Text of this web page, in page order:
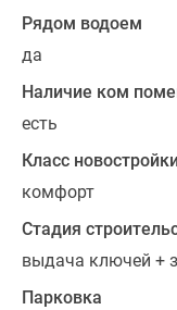
тремя
спальнями.
Все
квартиры
сдаются
полной
чистовой
отделкой.
каждой
квартире
Рядом водоем
да
Наличие ком
есть
Класс
комфорт
Стадия
выдача ключей +
Парковка